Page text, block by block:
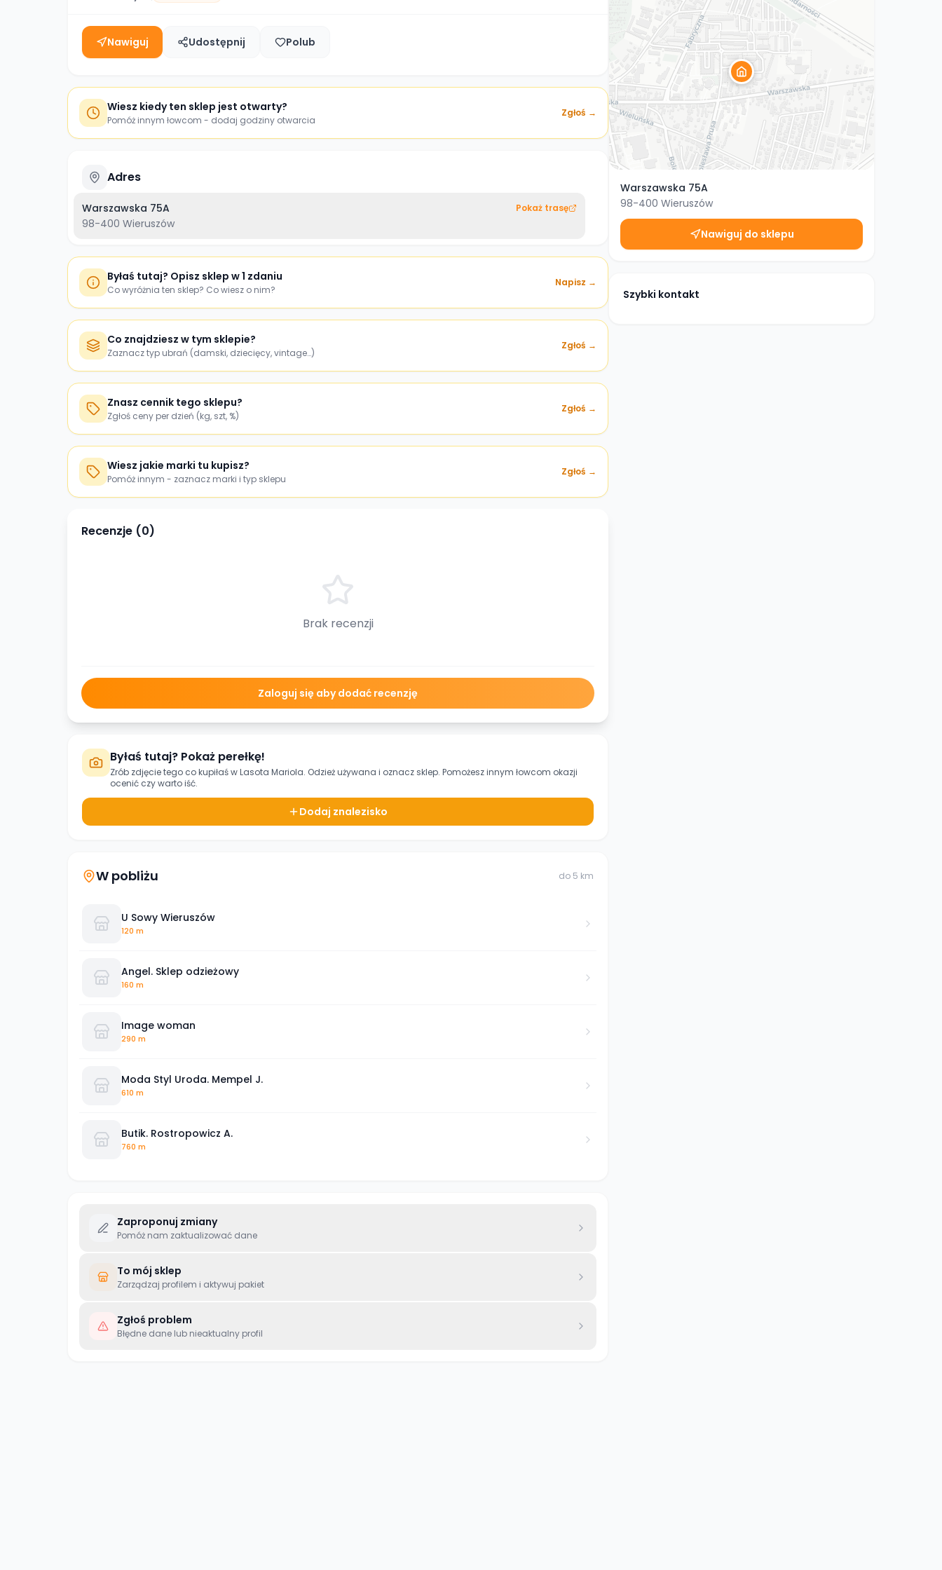
Nawiguj Udostępnij Polub
Wiesz kiedy ten sklep jest otwarty?
Pomóż innym łowcom - dodaj godziny otwarcia
Zgłoś →
Adres
Warszawska 75A
98-400 Wieruszów
Pokaż trasę
Byłaś tutaj? Opisz sklep w 1 zdaniu
Co wyróżnia ten sklep? Co wiesz o nim?
Napisz →
Co znajdziesz w tym sklepie?
Zaznacz typ ubrań (damski, dziecięcy, vintage…)
Zgłoś →
Znasz cennik tego sklepu?
Zgłoś ceny per dzień (kg, szt, %)
Zgłoś →
Wiesz jakie marki tu kupisz?
Pomóż innym - zaznacz marki i typ sklepu
Zgłoś →
Recenzje (0)
Brak recenzji
Zaloguj się aby dodać recenzję
Byłaś tutaj? Pokaż perełkę!
Zrób zdjęcie tego co kupiłaś wLasota Mariola. Odzież używana i oznacz sklep. Pomożesz innym łowcom okazji
ocenić czy warto iść.
Dodaj znalezisko
W pobliżu do 5 km
U Sowy Wieruszów
120 m
Angel. Sklep odzieżowy
160 m
Image woman
290 m
Moda Styl Uroda. Mempel J.
610 m
Butik. Rostropowicz A.
760 m
Zaproponuj zmiany
Pomóż nam zaktualizować dane
To mój sklep
Zarządzaj profilem i aktywuj pakiet
Zgłoś problem
Błędne dane lub nieaktualny profil
Warszawska 75A
98-400 Wieruszów
Nawiguj do sklepu
Szybki kontakt